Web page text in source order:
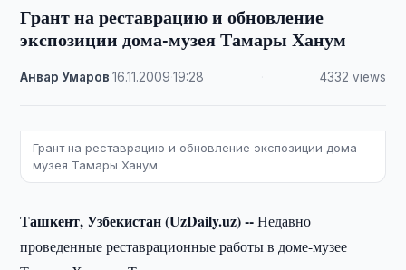
Грант на реставрацию и обновление
экспозиции дома-музея Тамары Ханум
Анвар Умаров ·16.11.2009 ·19:28 4332 views
Грант на реставрацию и обновление экспозиции дома-
музея Тамары Ханум
Ташкент, Узбекистан (UzDaily.uz) --Недавно
проведенные реставрационные работы в доме-музее